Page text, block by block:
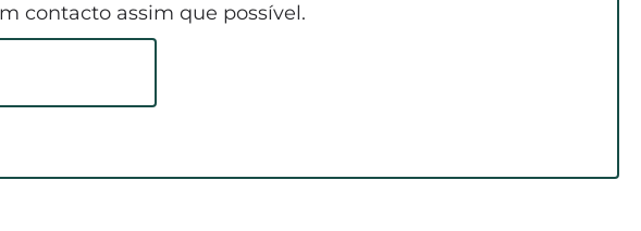
contacto assim que possível.